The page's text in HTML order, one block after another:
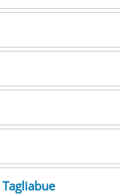
Tagliabue